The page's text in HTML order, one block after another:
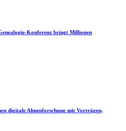
Konferenz bringt Millionen
digitale Ahnenforschung mit Vorträgen,